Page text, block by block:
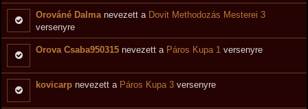
Orováné Dalma nevezett a Dovit Methodozás Mesterei 3
versenyre
Orova Csaba950315 nevezett a Páros Kupa 1 versenyre
kovicarp nevezett a Páros Kupa 3 versenyre